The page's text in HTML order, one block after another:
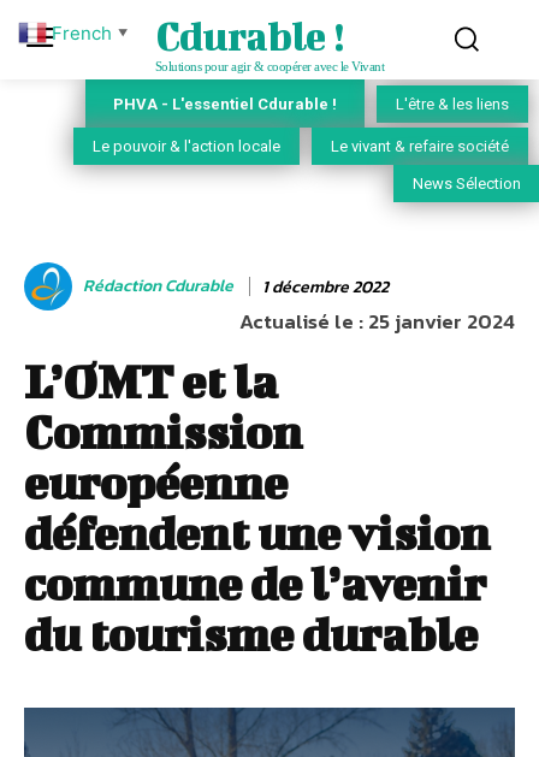
Cdurable !
Solutions pour agir & coopérer avec le Vivant
PHVA - L'essentiel Cdurable ! L'être & les liens
Le pouvoir & l'action locale Le vivant & refaire société
News Sélection
Rédaction Cdurable 1 décembre 2022
Actualisé le :25 janvier 2024
L’OMT et la
Commission
européenne
défendent une vision
commune de l’avenir
du tourisme durable
French ▼